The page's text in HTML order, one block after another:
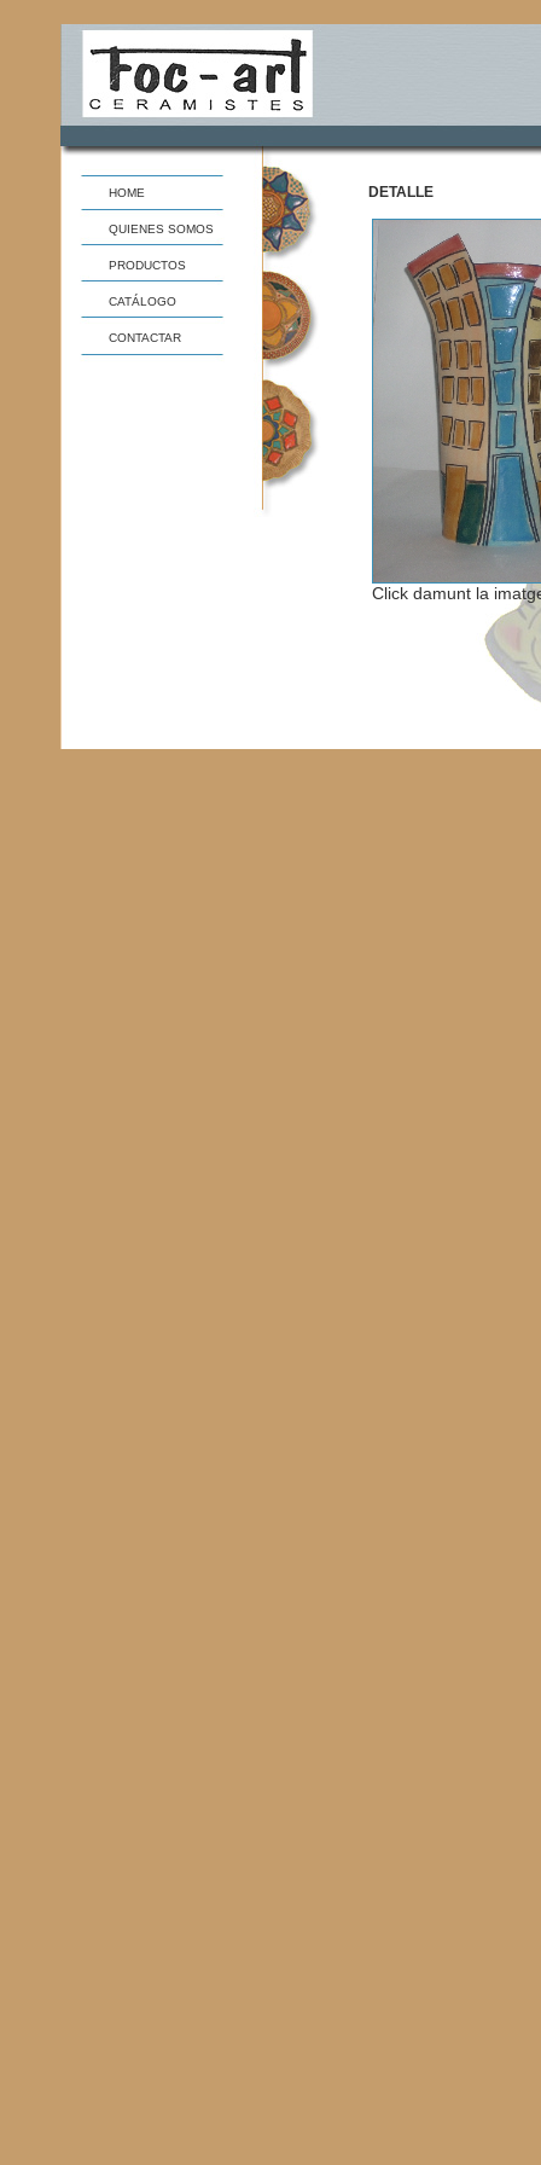
HOME
QUIENES SOMOS
PRODUCTOS
CATÁLOGO
CONTACTAR
DETALLE
Click damunt la